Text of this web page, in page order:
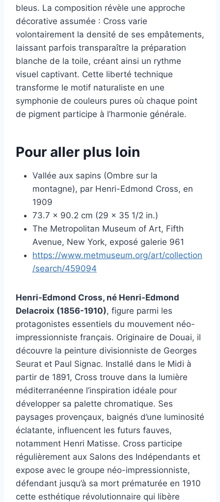
bleus. La composition révèle une approche
décorative assumée : Cross varie
volontairement la densité de ses empâtements,
laissant parfois transparaître la préparation
blanche de la toile, créant ainsi un rythme
visuel captivant. Cette liberté technique
transforme le motif naturaliste en une
symphonie de couleurs pures où chaque point
de pigment participe à l’harmonie générale.
Pour aller plus loin
Vallée aux sapins (Ombre sur la
montagne), par Henri-Edmond Cross, en
1909
73.7 x 90.2 cm (29 x 35 1/2 in.)
The Metropolitan Museum of Art, Fifth
Avenue, New York, exposé galerie 961
https://www.metmuseum.org/art/collection
/search/459094
Henri-Edmond Cross, né Henri-Edmond
Delacroix (1856-1910), figure parmi les
protagonistes essentiels du mouvement néo-
impressionniste français. Originaire de Douai, il
découvre la peinture divisionniste de Georges
Seurat et Paul Signac. Installé dans le Midi à
partir de 1891, Cross trouve dans la lumière
méditerranéenne l’inspiration idéale pour
développer sa palette chromatique. Ses
paysages provençaux, baignés d’une luminosité
éclatante, influencent les futurs fauves,
notamment Henri Matisse. Cross participe
régulièrement aux Salons des Indépendants et
expose avec le groupe néo-impressionniste,
défendant jusqu’à sa mort prématurée en 1910
cette esthétique révolutionnaire qui libère